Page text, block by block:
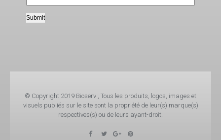
© Copyright 2019 Bioserv , Tous les produits, logos, images et
visuels publiés sur le site sont la propriété de leur(s) marque(s)
respectives(s) ou de leurs ayant-droit.